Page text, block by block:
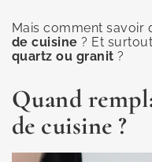
Mais comment
de cuisine ? Et
quartz ou granit ?
Quand
de cuisine ?